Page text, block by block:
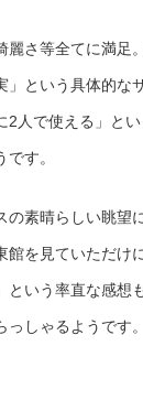
麗さ等全てに満足
」という具体的な
2人で使える」と
す。
の素晴らしい眺望
館を見ていただけ
という率直な感想
しゃるようです。